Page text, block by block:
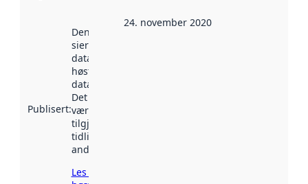
Publisert:
Denne datoen
sier når
datasettet ble
høstet av
data.norge.no.
Det kan ha
vært
tilgjengelig
tidligere
andre steder.
Les mer om
24. november 2020